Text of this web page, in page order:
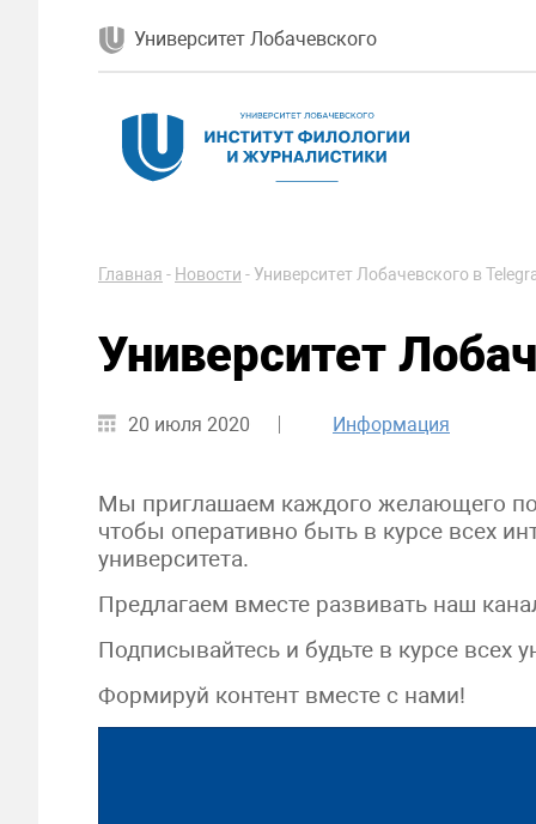
Университет Лобачевского
Главная - Новости - Университет Лобачевского в
Университет
20 июля 2020 Информация
Мы приглашаем каждого желающего
чтобы оперативно быть в курсе всех
университета.
Предлагаем вместе развивать наш
Подписывайтесь и будьте в курсе всех
Формируй контент вместе с нами!